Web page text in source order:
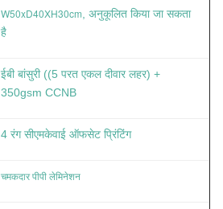
W50xD40XH30cm , अनुकूलित किया जा सकता
है
ईबी बांसुरी ((5 परत एकल दीवार लहर) +
350gsm CCNB
4 रंग सीएमकेवाई ऑफसेट प्रिंटिंग
चमकदार पीपी लेमिनेशन